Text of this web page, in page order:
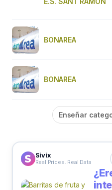
BONAREA
BONAREA
Enseñar
Sivix
Real Prices. Real Data